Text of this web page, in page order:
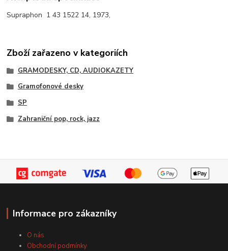
Supraphon 1 43 1522 14, 1973,
Zboží zařazeno v kategoriích
GRAMODESKY, CD, AUDIOKAZETY
Gramofonové desky
SP
Zahraniční pop, rock, jazz
Informace pro zákazníky
O nás
Obchodní podmínky